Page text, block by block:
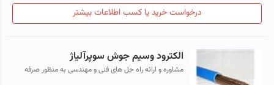
درخواست خرید یا کسب اطلاعات بیشتر
الکترود وسیم جوش سوپرآلیاژ
مشاوره و ارائه راه حل های فنی و مهندسی به منظور صرفه